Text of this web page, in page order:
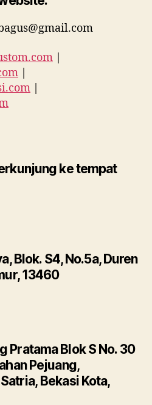
|
|
|
ke tempat
Blok. S4, No.5a, Duren
13460
Pratama Blok S No. 30
Pejuang,
Bekasi Kota,